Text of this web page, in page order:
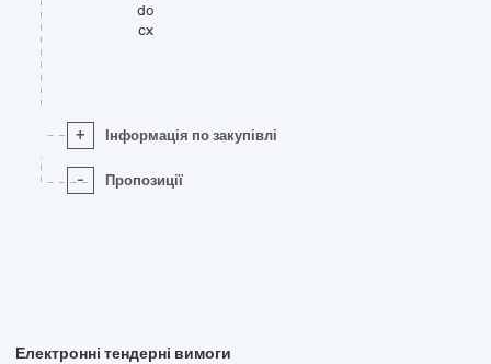
do
cx
+ Інформація по закупівлі
- Пропозиції
Електронні тендерні вимоги